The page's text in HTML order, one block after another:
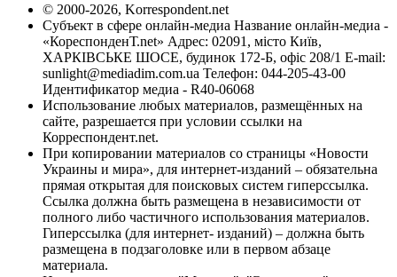
© 2000-2026, Korrespondent.net
Субъект в сфере онлайн-медиа Название онлайн-медиа -
«КореспонденТ.net» Адрес: 02091, місто Київ,
ХАРКІВСЬКЕ ШОСЕ, будинок 172-Б, офіс 208/1 E-mail:
sunlight@mediadim.com.ua Телефон: 044-205-43-00
Идентификатор медиа - R40-06068
Использование любых материалов, размещённых на
сайте, разрешается при условии ссылки на
Корреспондент.net.
При копировании материалов со страницы «Новости
Украины и мира», для интернет-изданий – обязательна
прямая открытая для поисковых систем гиперссылка.
Ссылка должна быть размещена в независимости от
полного либо частичного использования материалов.
Гиперссылка (для интернет- изданий) – должна быть
размещена в подзаголовке или в первом абзаце
материала.